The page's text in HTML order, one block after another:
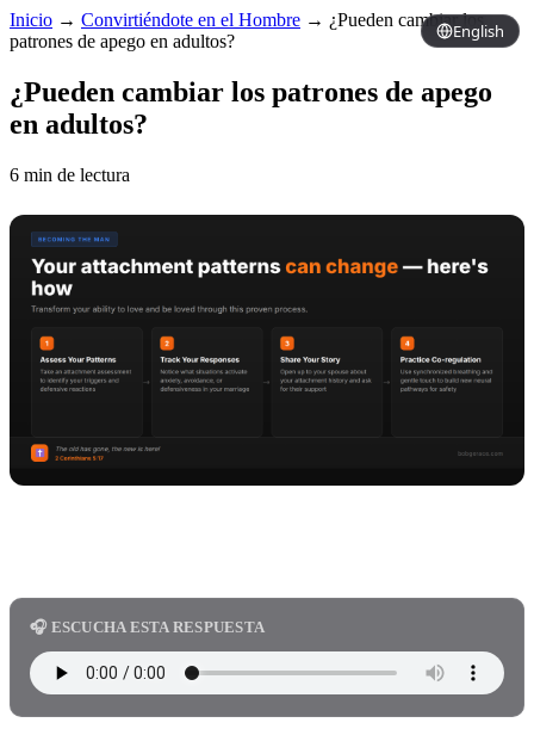
English
Inicio → Convirtiéndote en el Hombre → ¿Pueden cambiar los
patrones de apego en adultos?
¿Pueden cambiar los patrones de apego
en adultos?
6 min de lectura
🎧 ESCUCHA ESTA RESPUESTA